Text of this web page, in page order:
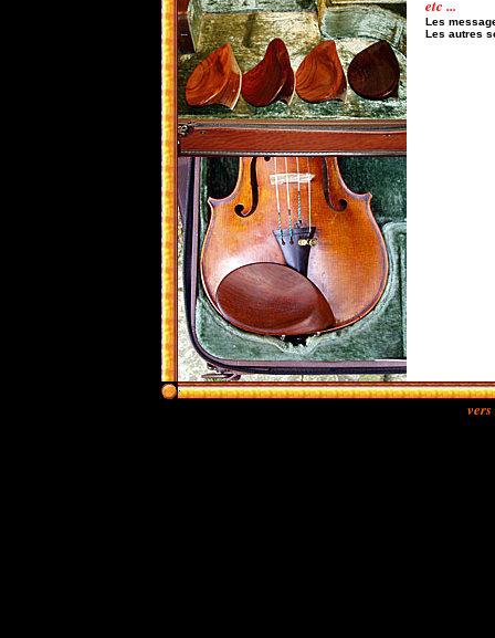
etc ...
Les
Les autres
.
vers